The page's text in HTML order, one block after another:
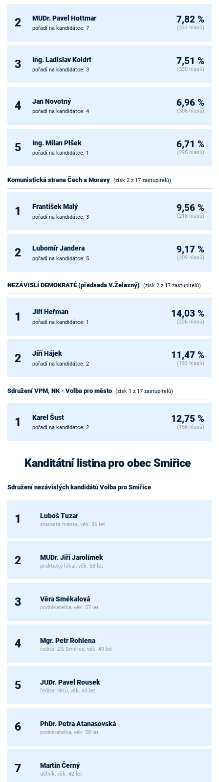
2 MUDr. Pavel Hottmar
pořadí na kandidátce: 7
7,82 %
(344 hlasů)
3 Ing. Ladislav Koldrt
pořadí na kandidátce: 3
7,51 %
(330 hlasů)
4 Jan Novotný
pořadí na kandidátce: 4
6,96 %
(306 hlasů)
5 Ing. Milan Plšek
pořadí na kandidátce: 1
6,71 %
(295 hlasů)
Komunistická strana Čech a Moravy (zisk 2 z 17 zastupitelů)
1 František Malý
pořadí na kandidátce: 3
9,56 %
(218 hlasů)
2 Lubomír Jandera
pořadí na kandidátce: 5
9,17 %
(209 hlasů)
NEZÁVISLÍ DEMOKRATÉ (předseda V.Železný) (zisk 2 z 17 zastupitelů)
1 Jiří Heřman
pořadí na kandidátce: 1
14,03 %
(236 hlasů)
2 Jiří Hájek
pořadí na kandidátce: 2
11,47 %
(193 hlasů)
Sdružení VPM, NK - Volba pro město (zisk 1 z 17 zastupitelů)
1 Karel Šust
pořadí na kandidátce: 2
12,75 %
(156 hlasů)
Kanditátní listina pro obec Smiřice
Sdružení nezávislých kandidátů Volba pro Smiřice
1 Luboš Tuzar
starosta města, věk: 36 let
2 MUDr. Jiří Jarolímek
praktický lékař, věk: 53 let
3 Věra Smékalová
podnikatelka, věk: 57 let
4 Mgr. Petr Rohlena
ředitel ZŠ Smiřice, věk: 49 let
5 JUDr. Pavel Rousek
ředitel NKÚ, věk: 43 let
6 PhDr. Petra Atanasovská
podnikatelka, věk: 58 let
7 Martin Černý
dělník, věk: 42 let